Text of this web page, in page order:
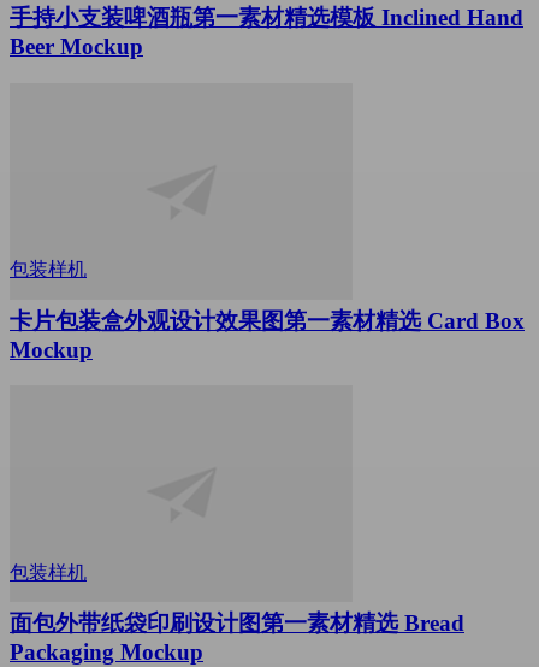
手持小支装啤酒瓶第一素材精选模板 Inclined Hand
Beer Mockup
包装样机
卡片包装盒外观设计效果图第一素材精选 Card Box
Mockup
包装样机
面包外带纸袋印刷设计图第一素材精选 Bread
Packaging Mockup